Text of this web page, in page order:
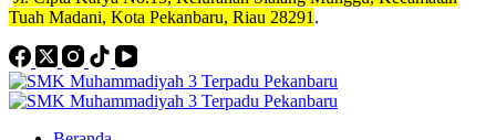
Tuah Madani, Kota Pekanbaru, Riau 28291 .